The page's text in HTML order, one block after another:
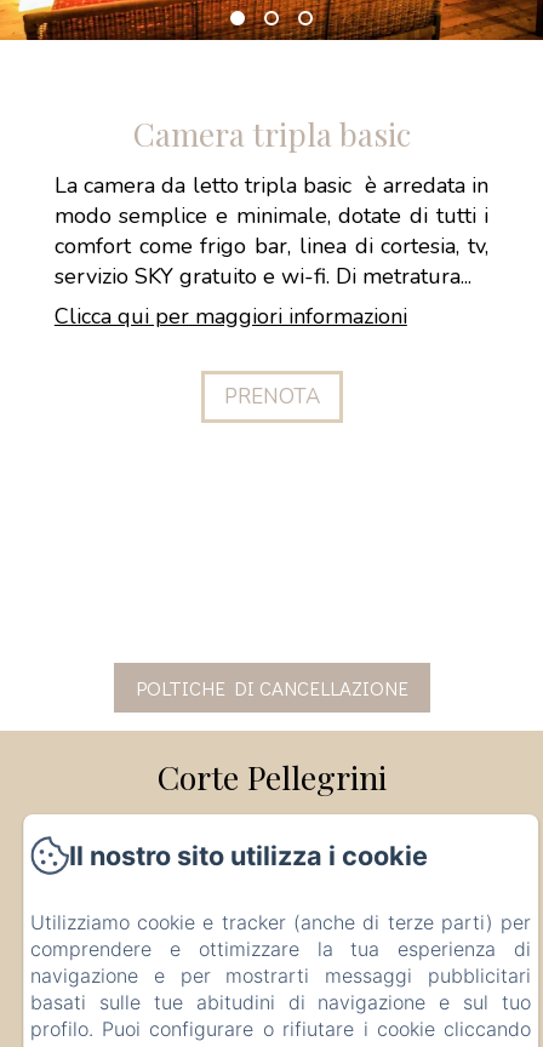
Camera tripla basic
La camera da letto tripla basic è arredata in
modo semplice e minimale, dotate di tutti i
comfort come frigo bar, linea di cortesia, tv,
servizio SKY gratuito e wi-fi. Di metratura...
Clicca qui per maggiori informazioni
PRENOTA
POLTICHE DI CANCELLAZIONE
Corte Pellegrini
Verona, 37036, Italia
+393480000725
CIR: 023073-AGR-00007 CIN:
IT023073B55IR3JT3N
Il nostro sito utilizza i cookie
Utilizziamo cookie e tracker (anche di terze parti) per
comprendere e ottimizzare la tua esperienza di
navigazione e per mostrarti messaggi pubblicitari
basati sulle tue abitudini di navigazione e sul tuo
profilo. Puoi configurare o rifiutare i cookie cliccando